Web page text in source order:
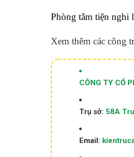
Phòng tắm tiện nghi
Xem thêm các công
CÔNG TY CỔ
Trụ sở: 58A
Email: